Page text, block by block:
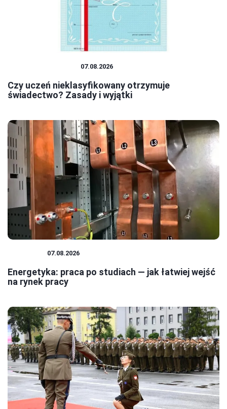
07.08.2026
Czy uczeń nieklasyfikowany otrzymuje
świadectwo? Zasady i wyjątki
07.08.2026
Energetyka: praca po studiach — jak łatwiej wejść
na rynek pracy